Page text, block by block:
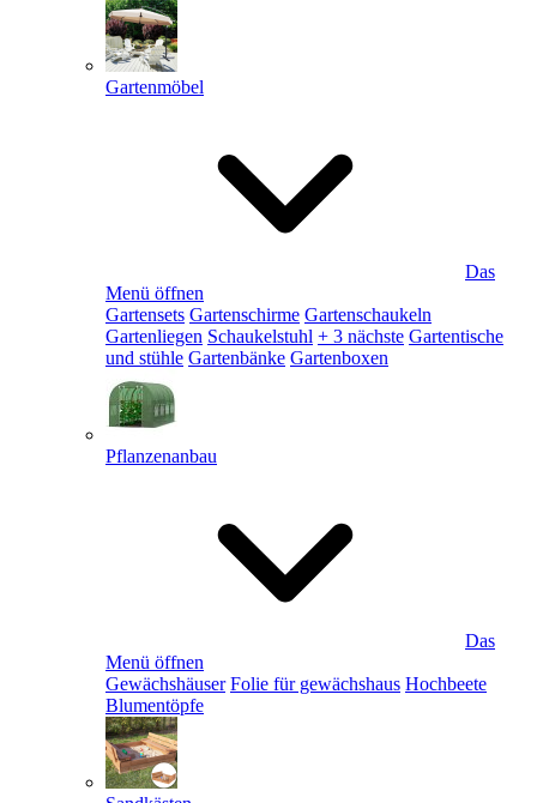
Gartenmöbel
Das
Menü öffnen
Gartensets Gartenschirme Gartenschaukeln
Gartenliegen Schaukelstuhl + 3 nächste Gartentische
und stühle Gartenbänke Gartenboxen
Pflanzenanbau
Das
Menü öffnen
Gewächshäuser Folie für gewächshaus Hochbeete
Blumentöpfe